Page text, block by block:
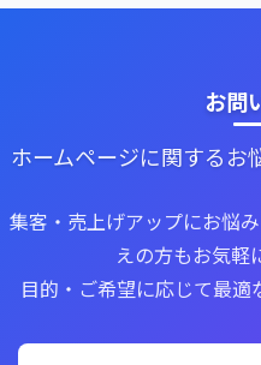
お問
ホームページに関するお
集客・売上げアップにお悩
えの方もお気軽
目的・ご希望に応じて最適